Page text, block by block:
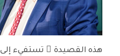
هذه القصيدة ُ تستفيء إلى